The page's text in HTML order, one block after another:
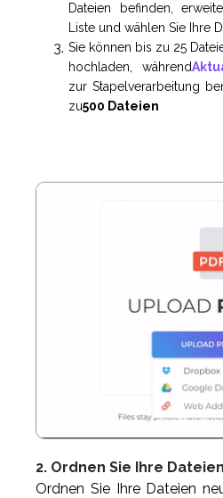
Dateien befinden,
Liste und wählen Sie Ihre
Sie können bis zu 25
hochladen, während
zur Stapelverarbeitung
zu500 Dateien
2. Ordnen Sie Ihre
Ordnen Sie Ihre Dateien